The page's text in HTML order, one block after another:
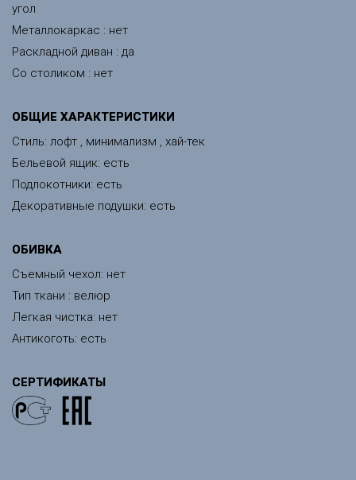
угол
Металлокаркас : нет
Раскладной диван : да
Со столиком : нет
ОБЩИЕ ХАРАКТЕРИСТИКИ
Стиль: лофт , минимализм , хай-тек
Бельевой ящик: есть
Подлокотники: есть
Декоративные подушки: есть
ОБИВКА
Съемный чехол: нет
Тип ткани : велюр
Легкая чистка: нет
Антикоготь: есть
СЕРТИФИКАТЫ